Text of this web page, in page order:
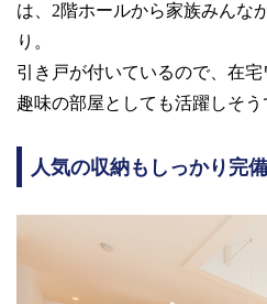
は、2階ホールから家族みんな
り。
引き戸が付いているので、在
趣味の部屋としても活躍しそう
人気の収納もしっかり完備